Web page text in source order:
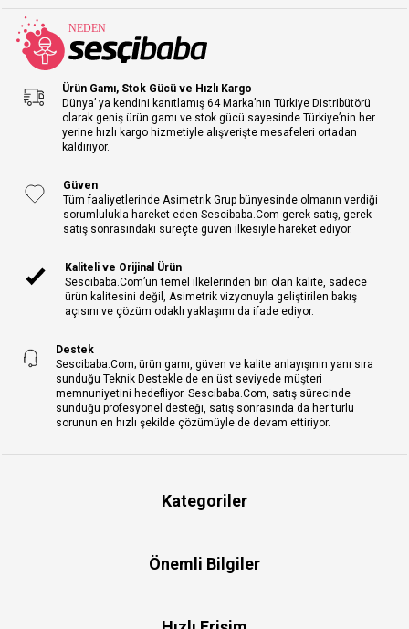
Ürün Gamı, Stok Gücü ve Hızlı Kargo
Dünya’ ya kendini kanıtlamış 64 Marka’nın Türkiye Distribütörü
olarak geniş ürün gamı ve stok gücü sayesinde Türkiye’nin her
yerine hızlı kargo hizmetiyle alışverişte mesafeleri ortadan
kaldırıyor.
Güven
Tüm faaliyetlerinde Asimetrik Grup bünyesinde olmanın verdiği
sorumlulukla hareket eden Sescibaba.Com gerek satış, gerek
satış sonrasındaki süreçte güven ilkesiyle hareket ediyor.
Kaliteli ve Orijinal Ürün
Sescibaba.Com’un temel ilkelerinden biri olan kalite, sadece
ürün kalitesini değil, Asimetrik vizyonuyla geliştirilen bakış
açısını ve çözüm odaklı yaklaşımı da ifade ediyor.
Destek
Sescibaba.Com; ürün gamı, güven ve kalite anlayışının yanı sıra
sunduğu Teknik Destekle de en üst seviyede müşteri
memnuniyetini hedefliyor. Sescibaba.Com, satış sürecinde
sunduğu profesyonel desteği, satış sonrasında da her türlü
sorunun en hızlı şekilde çözümüyle de devam ettiriyor.
Kategoriler
Önemli Bilgiler